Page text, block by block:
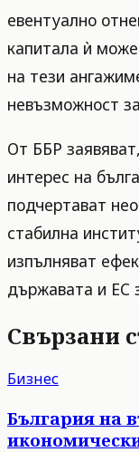
евентуално
капитала ѝ
на тези
невъзможност
От ББР
интерес на
подчертават
стабилна
изпълняват
държавата и ЕС
Свързани
Бизнес
България на